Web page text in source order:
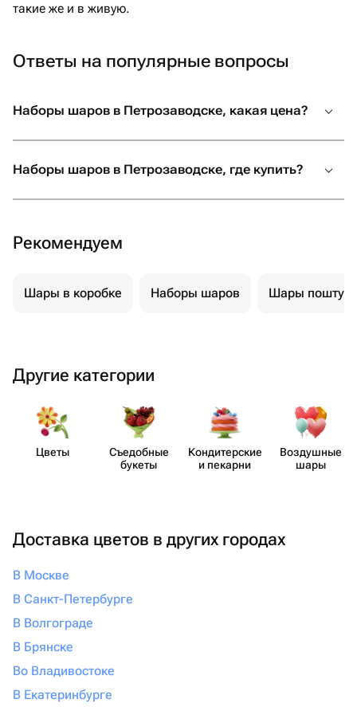
такие же и в живую.
Ответы на популярные вопросы
Наборы шаров в Петрозаводске, какая цена?
Наборы шаров в Петрозаводске, где купить?
Рекомендуем
Шары в коробке Наборы шаров Шары
Другие категории
Цветы
Съедобные
букеты
Кондит​ерские
и пекарни
Воздушные
шары
Доставка цветов в других городах
В Москве
В Санкт-Петербурге
В Волгограде
В Брянске
Во Владивостоке
В Екатеринбурге